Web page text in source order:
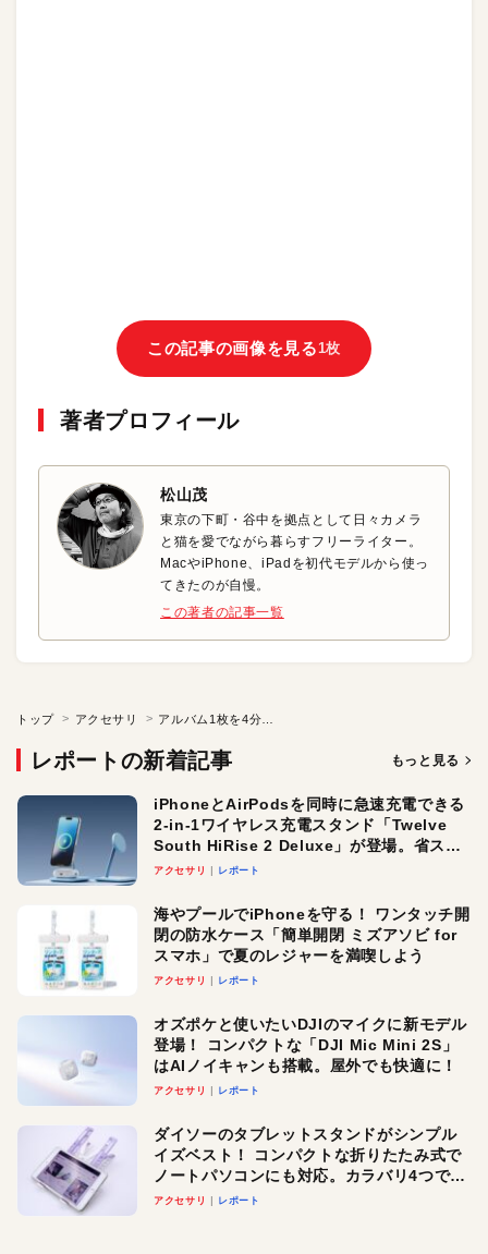
この記事の画像を見る 1枚
著者プロフィール
松山茂
東京の下町・谷中を拠点として日々カメラ
と猫を愛でながら暮らすフリーライター。
MacやiPhone、iPadを初代モデルから使っ
てきたのが自慢。
この著者の記事一覧
トップ アクセサリ
レポートの新着記事 もっと見る
iPhoneとAirPodsを同時に急速充電できる
2-in-1ワイヤレス充電スタンド「Twelve
South HiRise 2 Deluxe」が登場。省スペ
ースでおしゃれに充電したい人にオスス
アクセサリ レポート
海やプールでiPhoneを守る！ ワンタッチ開
閉の防水ケース「簡単開閉 ミズアソビ for
スマホ」で夏のレジャーを満喫しよう
アクセサリ レポート
オズポケと使いたいDJIのマイクに新モデル
登場！ コンパクトな「DJI Mic Mini 2S」
はAIノイキャンも搭載。屋外でも快適に！
アクセサリ レポート
ダイソーのタブレットスタンドがシンプル
イズベスト！ コンパクトな折りたたみ式で
ノートパソコンにも対応。カラバリ4つで選
べる楽しさも
アクセサリ レポート